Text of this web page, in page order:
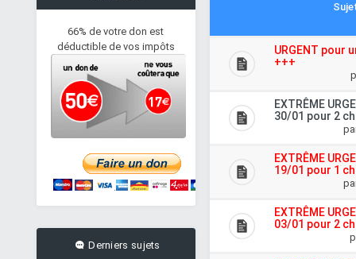
66% de votre don est
déductible de vos impôts
Derniers sujets
BASTILLE - âne gris - 8
ans
Aujourd'hui à 15:38
lavande
lavande
URGENT pour
+++
EXTRÊME
30/01 pour 2
EXTRÊME
19/01 pour 1
EXTRÊME
03/01 pour 2